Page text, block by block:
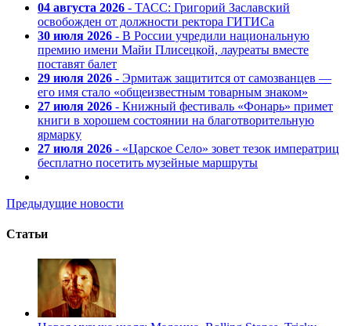
04 августа 2026 - ТАСС: Григорий Заславский
освобожден от должности ректора ГИТИСа
30 июля 2026 - В России учредили национальную
премию имени Майи Плисецкой, лауреаты вместе
поставят балет
29 июля 2026 - Эрмитаж защитится от самозванцев —
его имя стало «общеизвестным товарным знаком»
27 июля 2026 - Книжный фестиваль «Фонарь» примет
книги в хорошем состоянии на благотворительную
ярмарку
27 июля 2026 - «Царское Село» зовет тезок императриц
бесплатно посетить музейные маршруты
Предыдущие новости
Статьи